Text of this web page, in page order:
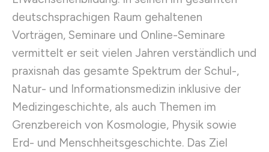
deutschsprachigen Raum gehaltenen
Vorträgen, Seminare und Online-Seminare
vermittelt er seit vielen Jahren verständlich und
praxisnah das gesamte Spektrum der Schul-,
Natur- und Informationsmedizin inklusive der
Medizingeschichte, als auch Themen im
Grenzbereich von Kosmologie, Physik sowie
Erd- und Menschheitsgeschichte. Das Ziel